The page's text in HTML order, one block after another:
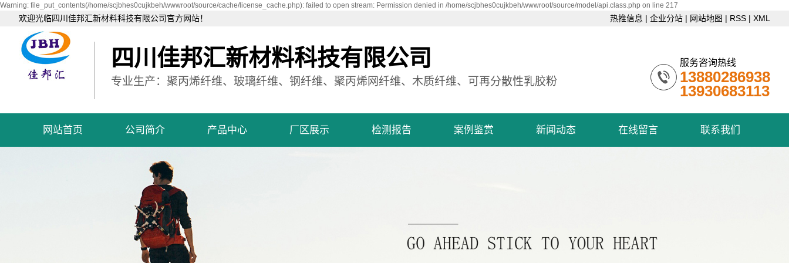
Warning: file_put_contents(/home/scjbhes0cujkbeh/wwwroot/source/cache/license_cache.php): failed to open stream: Permission denied in /home/scjbhes0cujkbeh/wwwroot/source/model/api.class.php on line 217
欢迎光临四川佳邦汇新材料科技有限公司官方网站！ 热推信息 | 企业分站 | 网站地图 | RSS | XML
四川佳邦汇新材料科技有限公司
专业生产：聚丙烯纤维、玻璃纤维、钢纤维、聚丙烯网纤维、木质纤维、可再分散性乳胶粉
服务咨询热线
13880286938
13930683113
网站首页 公司简介
企业文化
资质荣誉
营业执照
产品中心 厂区展示 检测报告 案例鉴赏 新闻动态 在线留言 联系我们